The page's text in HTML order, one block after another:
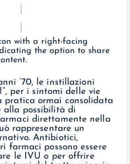
’70, le instillazioni
per i sintomi delle vie
pratica ormai consolidata
alla possibilità di
direttamente nella
rappresentare un
Antibiotici,
farmaci possono essere
le IVU o per offrire